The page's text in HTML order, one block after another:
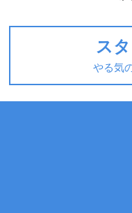
ス
やる気